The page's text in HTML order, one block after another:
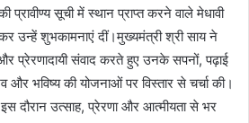
प्रावीण्य सूची में स्थान प्राप्त करने वाले मेधावी
कर उन्हें शुभकामनाएं दीं।मुख्यमंत्री श्री साय ने
प्रेरणादायी संवाद करते हुए उनके सपनों, पढ़ाई
भविष्य की योजनाओं पर विस्तार से चर्चा की।
इस दौरान उत्साह, प्रेरणा और आत्मीयता से भर